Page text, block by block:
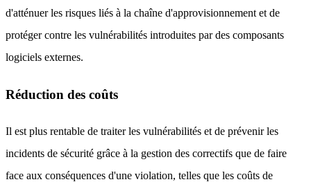
d'atténuer les risques liés à la chaîne d'approvisionnement et de
protéger contre les vulnérabilités introduites par des composants
logiciels externes.
Réduction des coûts
Il est plus rentable de traiter les vulnérabilités et de prévenir les
incidents de sécurité grâce à la gestion des correctifs que de faire
face aux conséquences d'une violation, telles que les coûts de